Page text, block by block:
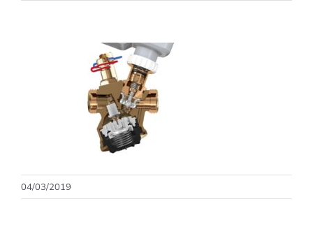
04/03/2019